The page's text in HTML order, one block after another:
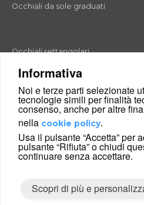
Informativa
Noi e terze parti selezionate
tecnologie simili per finalità
consenso, anche per altre
nella cookie policy.
Usa il pulsante “Accetta” per
pulsante “Rifiuta” o chiudi
continuare senza accettare.
Scopri di più e
Occhiali da sole graduati
Occhiali rettangolari
Occhiali rotondi
Occhiali a goccia
Occhiali a farfalla
Occhiali esagonali
Occhiali cat-eyes